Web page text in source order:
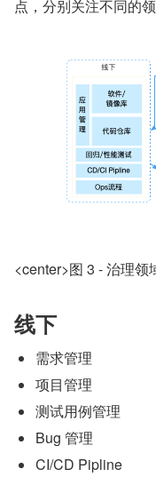
点，分别关注不同的领
<center>图 3 - 治理领
线下
需求管理
项目管理
测试用例管理
Bug 管理
CI/CD Pipline